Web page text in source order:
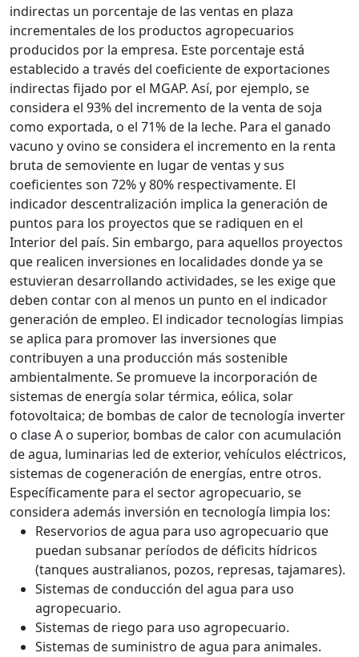
indirectas un porcentaje de las ventas en plaza
incrementales de los productos agropecuarios
producidos por la empresa. Este porcentaje está
establecido a través del coeficiente de exportaciones
indirectas fijado por el MGAP. Así, por ejemplo, se
considera el 93% del incremento de la venta de soja
como exportada, o el 71% de la leche. Para el ganado
vacuno y ovino se considera el incremento en la renta
bruta de semoviente en lugar de ventas y sus
coeficientes son 72% y 80% respectivamente. El
indicador descentralización implica la generación de
puntos para los proyectos que se radiquen en el
Interior del país. Sin embargo, para aquellos proyectos
que realicen inversiones en localidades donde ya se
estuvieran desarrollando actividades, se les exige que
deben contar con al menos un punto en el indicador
generación de empleo. El indicador tecnologías limpias
se aplica para promover las inversiones que
contribuyen a una producción más sostenible
ambientalmente. Se promueve la incorporación de
sistemas de energía solar térmica, eólica, solar
fotovoltaica; de bombas de calor de tecnología inverter
o clase A o superior, bombas de calor con acumulación
de agua, luminarias led de exterior, vehículos eléctricos,
sistemas de cogeneración de energías, entre otros.
Específicamente para el sector agropecuario, se
considera además inversión en tecnología limpia los:
Reservorios de agua para uso agropecuario que
puedan subsanar períodos de déficits hídricos
(tanques australianos, pozos, represas, tajamares).
Sistemas de conducción del agua para uso
agropecuario.
Sistemas de riego para uso agropecuario.
Sistemas de suministro de agua para animales.